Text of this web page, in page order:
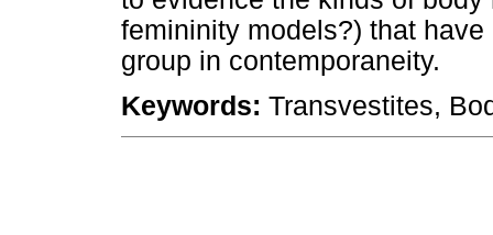
femininity models?) that
group in contemporaneity.
Keywords: Transvestites,